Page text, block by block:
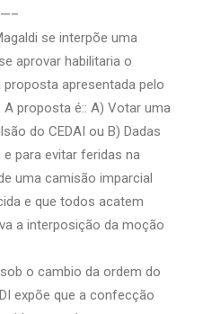
se interpõe uma
aprovar habilitaria o
apresentada pelo
proposta é:: A) Votar uma
do CEDAI ou B) Dadas
para evitar feridas na
uma camisão imparcial
e que todos acatem
a interposição da moção
o cambio da ordem do
expõe que a confecção